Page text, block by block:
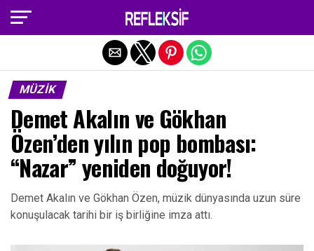
MÜZIK
Demet Akalın ve Gökhan
Özen’den yılın pop bombası:
“Nazar” yeniden doğuyor!
Demet Akalın ve Gökhan Özen, müzik dünyasında uzun süre
konuşulacak tarihi bir iş birliğine imza attı.
Exit mobile version